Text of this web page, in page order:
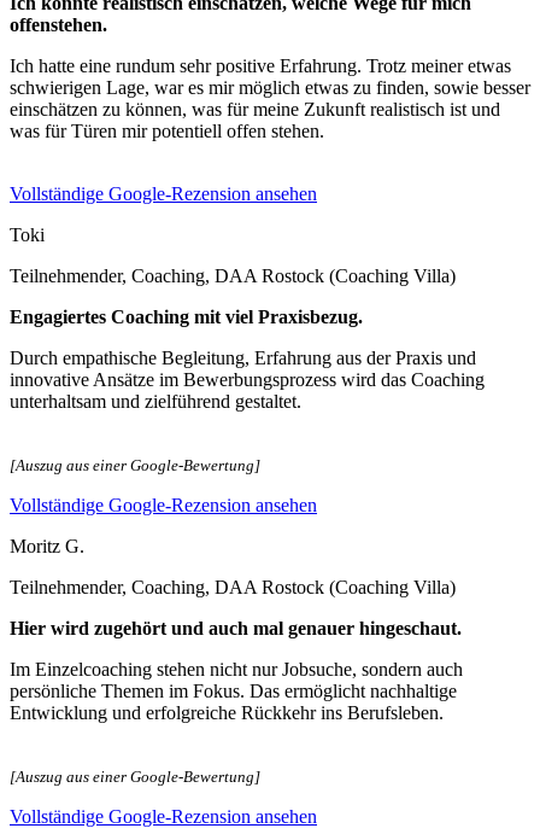
offenstehen.
Ich hatte eine rundum sehr positive Erfahrung. Trotz meiner etwas
schwierigen Lage, war es mir möglich etwas zu finden, sowie besser
einschätzen zu können, was für meine Zukunft realistisch ist und
was für Türen mir potentiell offen stehen.
Vollständige Google-Rezension ansehen
Toki
Teilnehmender, Coaching, DAA Rostock (Coaching Villa)
Engagiertes Coaching mit viel Praxisbezug.
Durch empathische Begleitung, Erfahrung aus der Praxis und
innovative Ansätze im Bewerbungsprozess wird das Coaching
unterhaltsam und zielführend gestaltet.
[Auszug aus einer Google-Bewertung]
Vollständige Google-Rezension ansehen
Moritz G.
Teilnehmender, Coaching, DAA Rostock (Coaching Villa)
Hier wird zugehört und auch mal genauer hingeschaut.
Im Einzelcoaching stehen nicht nur Jobsuche, sondern auch
persönliche Themen im Fokus. Das ermöglicht nachhaltige
Entwicklung und erfolgreiche Rückkehr ins Berufsleben.
[Auszug aus einer Google-Bewertung]
Vollständige Google-Rezension ansehen